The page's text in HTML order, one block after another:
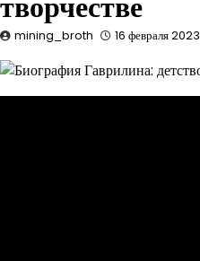
mining_broth 16 февраля 2023